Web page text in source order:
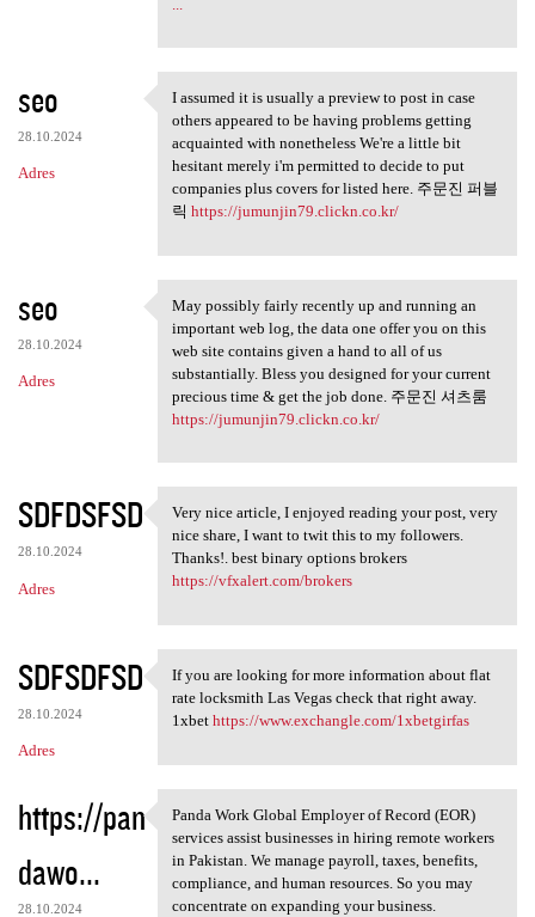
seo
28.10.2024
Adres
I assumed it is usually a
I assumed it is usually a preview to post in case
others appeared to be having problems getting
acquainted with nonetheless We're a little bit
hesitant merely i'm permitted to decide to put
companies plus covers for listed here. 주문진 퍼블
릭 https://jumunjin79.clickn.co.kr/
seo
28.10.2024
Adres
May possibly fairly recently
May possibly fairly recently up and running an
important web log, the data one offer you on this
web site contains given a hand to all of us
substantially. Bless you designed for your current
precious time & get the job done. 주문진 셔츠룸
https://jumunjin79.clickn.co.kr/
SDFDSFSD
28.10.2024
Adres
Very nice article, I enjoyed
Very nice article, I enjoyed reading your post, very
nice share, I want to twit this to my followers.
Thanks!. best binary options brokers
https://vfxalert.com/brokers
SDFSDFSD
28.10.2024
Adres
If you are looking for more
If you are looking for more information about flat
rate locksmith Las Vegas check that right away.
1xbet https://www.exchangle.com/1xbetgirfas
https://pan
dawo...
28.10.2024
Panda Work Global Employer of
Panda Work Global Employer of Record (EOR)
services assist businesses in hiring remote workers
in Pakistan. We manage payroll, taxes, benefits,
compliance, and human resources. So you may
concentrate on expanding your business.